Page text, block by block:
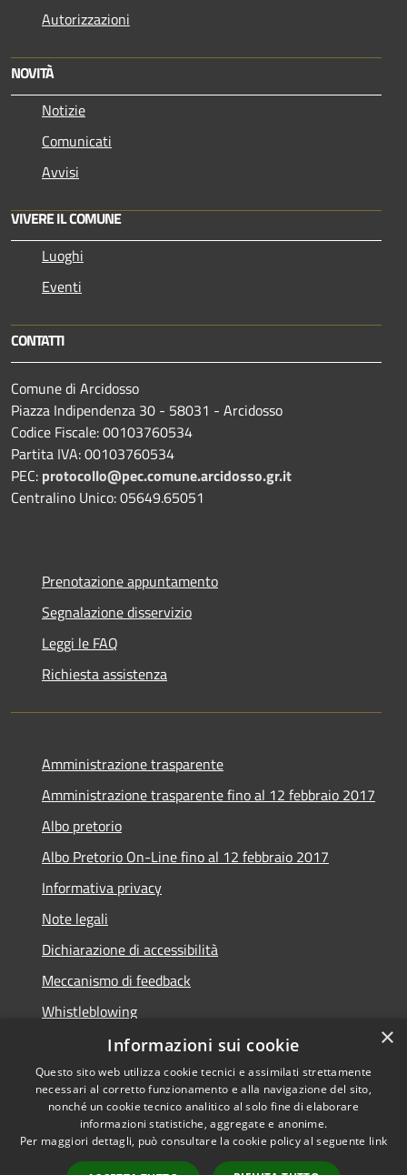
Autorizzazioni
NOVITÀ
Notizie
Comunicati
Avvisi
VIVERE IL COMUNE
Luoghi
Eventi
CONTATTI
Comune di Arcidosso
Piazza Indipendenza 30 - 58031 - Arcidosso
Codice Fiscale: 00103760534
Partita IVA: 00103760534
PEC: protocollo@pec.comune.arcidosso.gr.it
Centralino Unico: 05649.65051
Prenotazione appuntamento
Segnalazione disservizio
Leggi le FAQ
Richiesta assistenza
Amministrazione trasparente
Amministrazione trasparente fino al 12 febbraio 2017
Albo pretorio
Albo Pretorio On-Line fino al 12 febbraio 2017
Informativa privacy
Note legali
Dichiarazione di accessibilità
Meccanismo di feedback
Whistleblowing
Accessibilità
Privacy
Copyright © 2026 • Comune di
Arcidosso • Powered by
Municipium•Accesso
×
Informazioni sui cookie
Questo sito web utilizza cookie tecnici e assimilati strettamente
necessari al corretto funzionamento e alla navigazione del sito,
nonché un cookie tecnico analitico al solo fine di elaborare
informazioni statistiche, aggregate e anonime.
Per maggiori dettagli, può consultare la cookie policy al seguente link